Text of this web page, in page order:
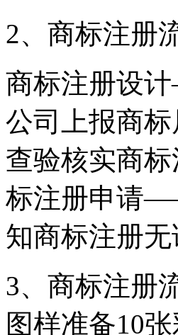
2、商标注册
商标注册设
公司上报商
查验核实商
标注册申请
知商标注册
3、商标注册
图样准备10